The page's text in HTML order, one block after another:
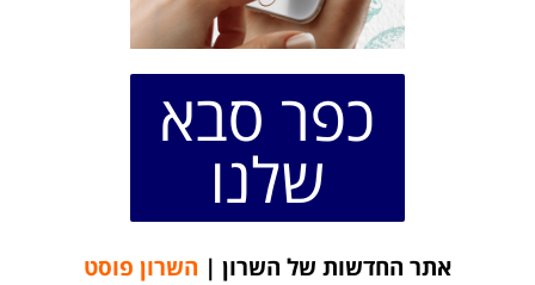
כפר סבא
שלנו
אתר החדשות של השרון | השרון פוסט